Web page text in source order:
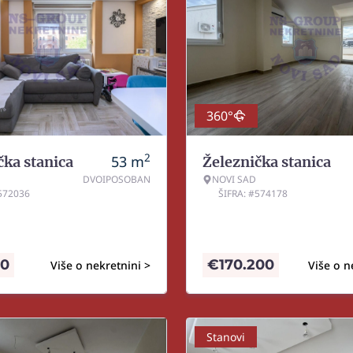
stanica 53 m2
DVOIPOSOBAN
Više o nekretnini >
360°
Železnička stanica
NOVI SAD
ŠIFRA: #574178
Više o
€170.200
Stanovi